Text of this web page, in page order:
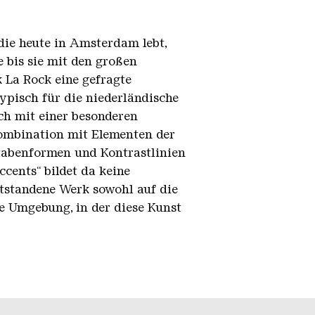
heute in Amsterdam lebt,
bis sie mit den großen
Rock eine gefragte
für die niederländische
mit einer besonderen
mit Elementen der
und Kontrastlinien
bildet da keine
Werk sowohl auf die
in der diese Kunst